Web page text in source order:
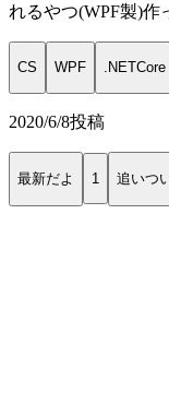
れるやつ(WPF製)作
CS WPF .NETCore
2020/6/8投稿
最新だよ 1 追いつ